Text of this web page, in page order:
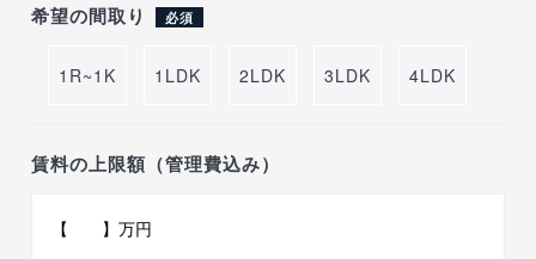
希望の間取り 必須
1R~1K 1LDK 2LDK 3LDK 4LDK
賃料の上限額（管理費込み）